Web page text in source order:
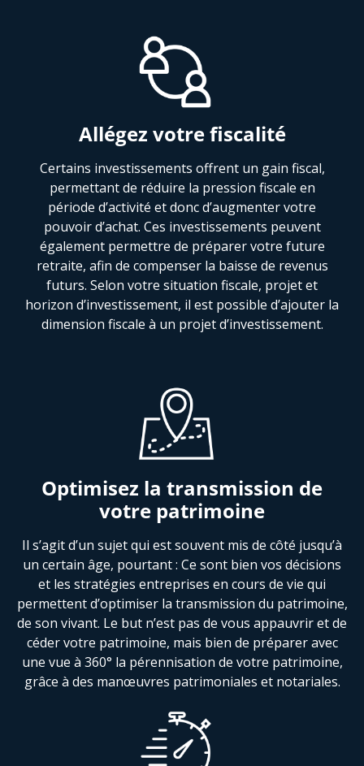
Allégez votre fiscalité
Certains investissements offrent un gain fiscal,
permettant de réduire la pression fiscale en
période d’activité et donc d’augmenter votre
pouvoir d’achat. Ces investissements peuvent
également permettre de préparer votre future
retraite, afin de compenser la baisse de revenus
futurs. Selon votre situation fiscale, projet et
horizon d’investissement, il est possible d’ajouter la
dimension fiscale à un projet d’investissement.
Optimisez la transmission de
votre patrimoine
Il s’agit d’un sujet qui est souvent mis de côté jusqu’à
un certain âge, pourtant : Ce sont bien vos décisions
et les stratégies entreprises en cours de vie qui
permettent d’optimiser la transmission du patrimoine,
de son vivant. Le but n’est pas de vous appauvrir et de
céder votre patrimoine, mais bien de préparer avec
une vue à 360° la pérennisation de votre patrimoine,
grâce à des manœuvres patrimoniales et notariales.